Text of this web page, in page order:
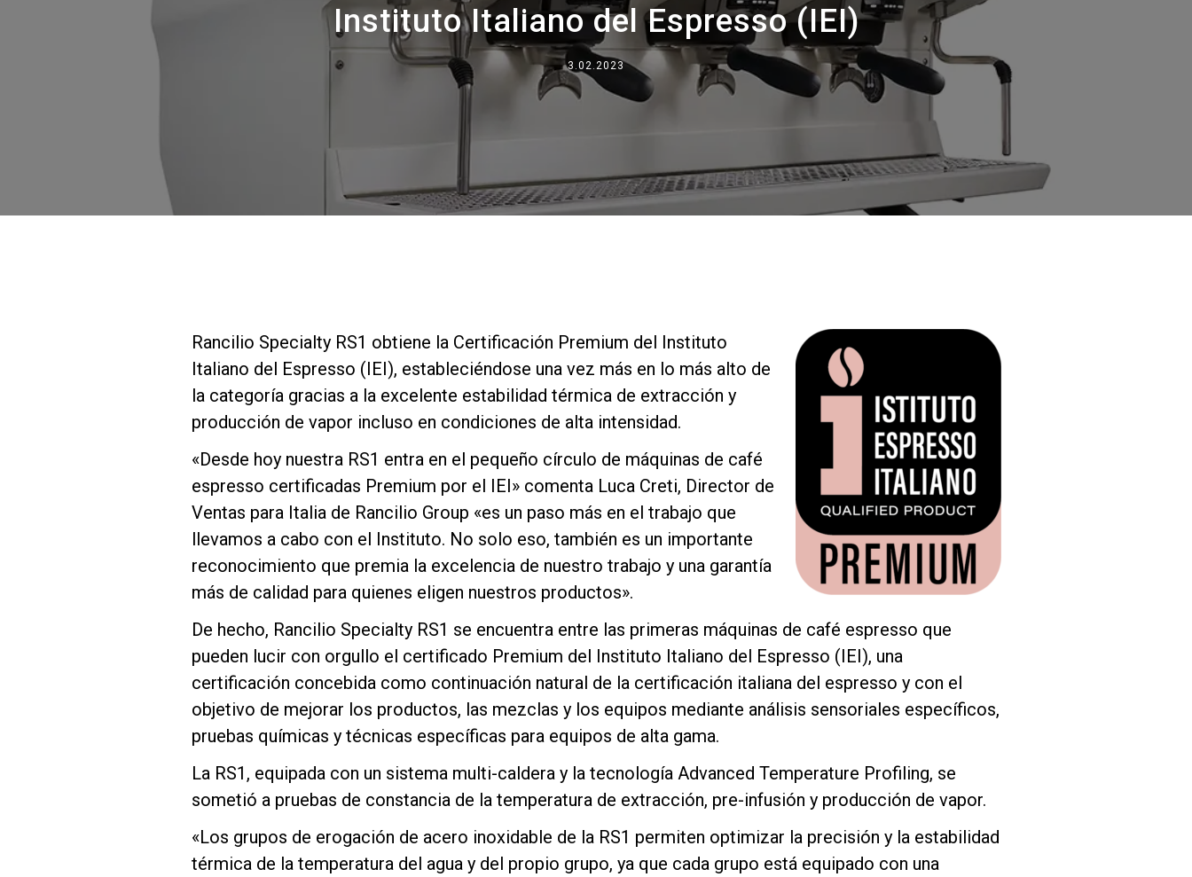
Instituto Italiano del Espresso (IEI)
3.02.2023
Rancilio Specialty RS1 obtiene la Certificación Premium del Instituto
Italiano del Espresso (IEI), estableciéndose una vez más en lo más alto de
la categoría gracias a la excelente estabilidad térmica de extracción y
producción de vapor incluso en condiciones de alta intensidad.
«Desde hoy nuestra RS1 entra en el pequeño círculo de máquinas de café
espresso certificadas Premium por el IEI» comenta Luca Creti, Director de
Ventas para Italia de Rancilio Group «es un paso más en el trabajo que
llevamos a cabo con el Instituto. No solo eso, también es un importante
reconocimiento que premia la excelencia de nuestro trabajo y una garantía
más de calidad para quienes eligen nuestros productos».
De hecho, Rancilio Specialty RS1 se encuentra entre las primeras máquinas de café espresso que
pueden lucir con orgullo el certificado Premium del Instituto Italiano del Espresso (IEI), una
certificación concebida como continuación natural de la certificación italiana del espresso y con el
objetivo de mejorar los productos, las mezclas y los equipos mediante análisis sensoriales específicos,
pruebas químicas y técnicas específicas para equipos de alta gama.
La RS1, equipada con un sistema multi-caldera y la tecnología Advanced Temperature Profiling, se
sometió a pruebas de constancia de la temperatura de extracción, pre-infusión y producción de vapor.
«Los grupos de erogación de acero inoxidable de la RS1 permiten optimizar la precisión y la estabilidad
térmica de la temperatura del agua y del propio grupo, ya que cada grupo está equipado con una
Dónde estamos
Trabaja con nosotros
laboratorios
Sostenibilidad
Contacto
Política de Privacidad